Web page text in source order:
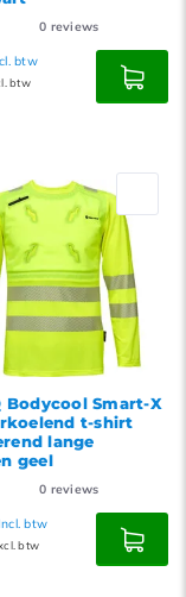
0 reviews
btw
btw
Bodycool Smart-X
t-shirt
lange
geel
0 reviews
Incl. btw
btw